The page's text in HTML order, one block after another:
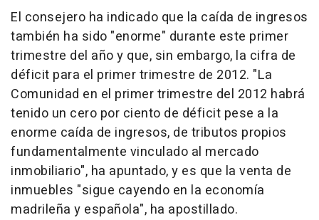
El consejero ha indicado que la caída de ingresos
también ha sido "enorme" durante este primer
trimestre del año y que, sin embargo, la cifra de
déficit para el primer trimestre de 2012. "La
Comunidad en el primer trimestre del 2012 habrá
tenido un cero por ciento de déficit pese a la
enorme caída de ingresos, de tributos propios
fundamentalmente vinculado al mercado
inmobiliario", ha apuntado, y es que la venta de
inmuebles "sigue cayendo en la economía
madrileña y española", ha apostillado.